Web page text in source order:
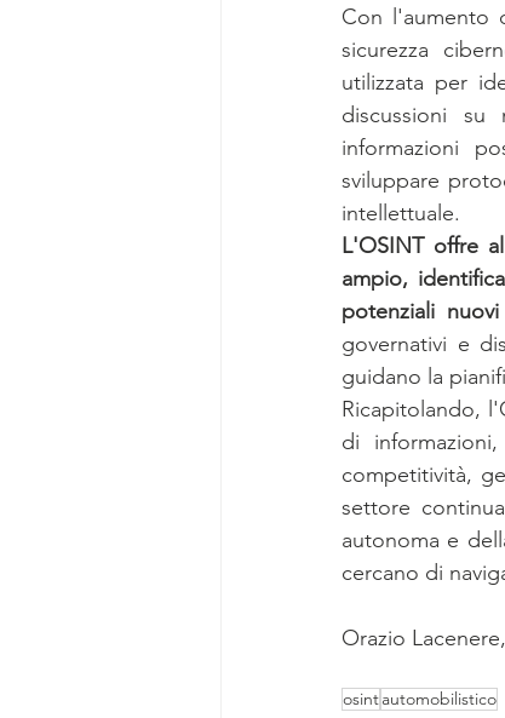
Con l'aumento
sicurezza
utilizzata per
discussioni su
informazioni
sviluppare
intellettuale.
L'OSINT offre
ampio,
potenziali
governativi e
guidano la
Ricapitolando,
di
competitività,
settore
autonoma e
cercano di
Orazio
osintautomobilistico